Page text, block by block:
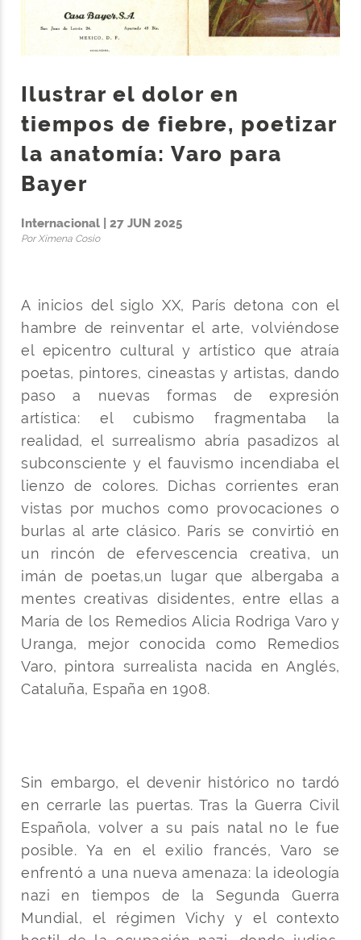
Ilustrar el dolor en
tiempos de fiebre, poetizar
la anatomía: Varo para
Bayer
Internacional | 27 JUN 2025
Por Ximena Cosio
A inicios del siglo XX, París detona con el
hambre de reinventar el arte, volviéndose
el epicentro cultural y artístico que atraía
poetas, pintores, cineastas y artistas, dando
paso a nuevas formas de expresión
artística: el cubismo fragmentaba la
realidad, el surrealismo abría pasadizos al
subconsciente y el fauvismo incendiaba el
lienzo de colores. Dichas corrientes eran
vistas por muchos como provocaciones o
burlas al arte clásico. París se convirtió en
un rincón de efervescencia creativa, un
imán de poetas,un lugar que albergaba a
mentes creativas disidentes, entre ellas a
María de los Remedios Alicia Rodriga Varo y
Uranga, mejor conocida como Remedios
Varo, pintora surrealista nacida en Anglés,
Cataluña, España en 1908.
Sin embargo, el devenir histórico no tardó
en cerrarle las puertas. Tras la Guerra Civil
Española, volver a su país natal no le fue
posible. Ya en el exilio francés, Varo se
enfrentó a una nueva amenaza: la ideología
nazi en tiempos de la Segunda Guerra
Mundial, el régimen Vichy y el contexto